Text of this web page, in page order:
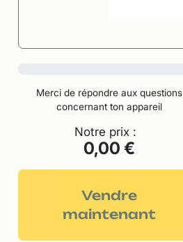
Merci de répondre aux questions
concernant ton appareil
Notre prix :
0,00 €
Vendre
maintenant